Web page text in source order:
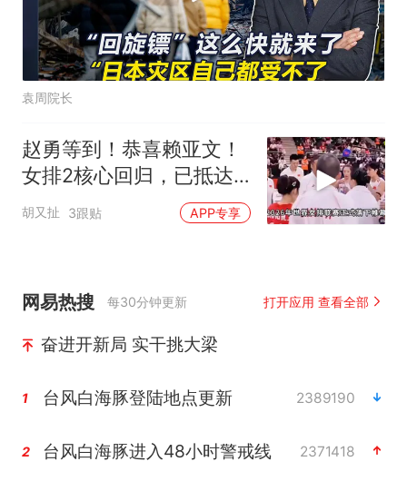
袁周院长
赵勇等到！恭喜赖亚文！
女排2核心回归，已抵达
北京，亚锦赛稳了
胡又扯 3跟贴 APP专享
网易热搜 每30分钟更新 打开应用 查看全部
奋进开新局 实干挑大梁
1 台风白海豚登陆地点更新 2389190
2 台风白海豚进入48小时警戒线 2371418